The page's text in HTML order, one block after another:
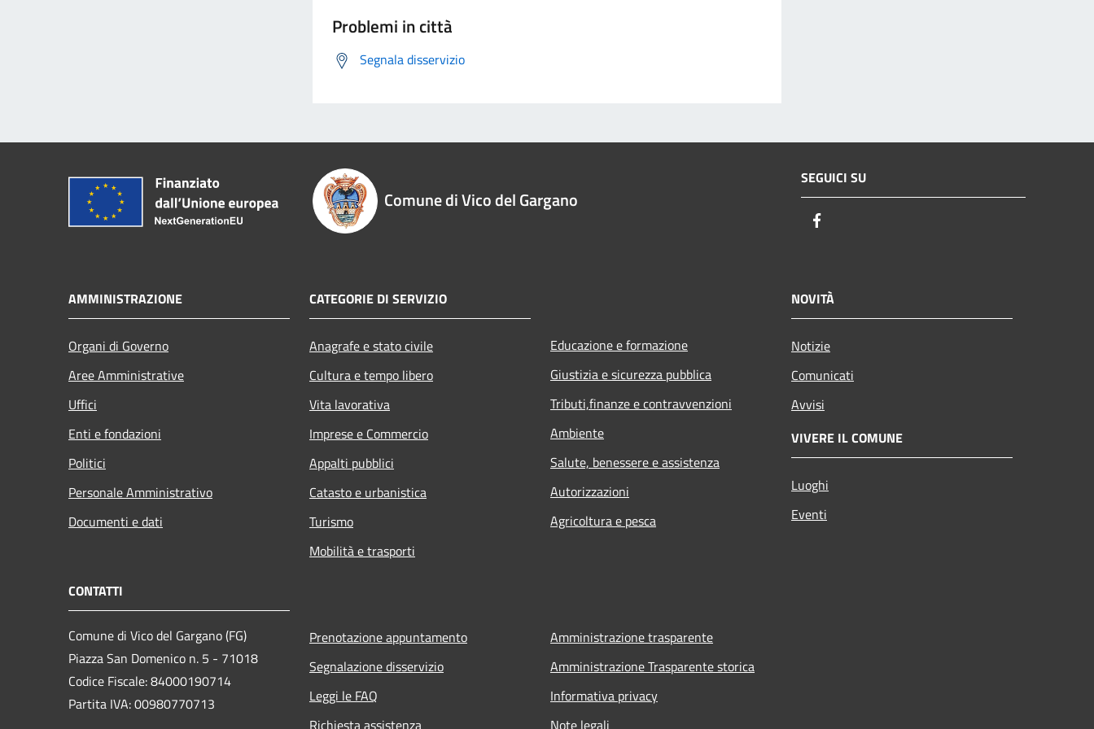
Problemi in città
Segnala disservizio
Comune di Vico del Gargano
SEGUICI SU
AMMINISTRAZIONE
Organi di Governo
Aree Amministrative
Uffici
Enti e fondazioni
Politici
Personale Amministrativo
Documenti e dati
CATEGORIE DI SERVIZIO
Anagrafe e stato civile
Cultura e tempo libero
Vita lavorativa
Imprese e Commercio
Appalti pubblici
Catasto e urbanistica
Turismo
Mobilità e trasporti
Educazione e formazione
Giustizia e sicurezza pubblica
Tributi,finanze e contravvenzioni
Ambiente
Salute, benessere e assistenza
Autorizzazioni
Agricoltura e pesca
NOVITÀ
Notizie
Comunicati
Avvisi
VIVERE IL COMUNE
Luoghi
Eventi
CONTATTI
Comune di Vico del Gargano (FG)
Piazza San Domenico n. 5 - 71018
Codice Fiscale: 84000190714
Partita IVA: 00980770713
Prenotazione appuntamento
Segnalazione disservizio
Leggi le FAQ
Richiesta assistenza
Amministrazione trasparente
Amministrazione Trasparente storica
Informativa privacy
Note legali